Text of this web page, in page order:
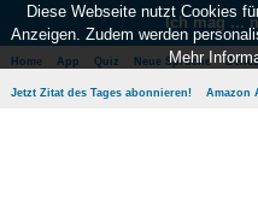
Ich mag ...
Home App Quiz Neue Sprüche
Jetzt Zitat des Tages abonnieren! Amazon
Diese Webseite nutzt Cookies
Anzeigen. Zudem werden
Mehr